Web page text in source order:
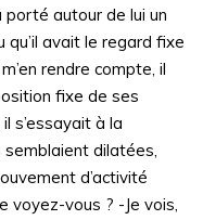
autour de lui un
qu’il avait le regard fixe
rendre compte, il
fixe de ses
s’essayait à la
semblaient dilatées,
d’activité
voyez-vous ? -Je vois,